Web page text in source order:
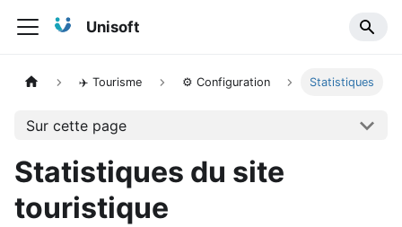
Unisoft
✈️ Tourisme ⚙️ Configuration Statistiques
Sur cette page
Statistiques du site
touristique